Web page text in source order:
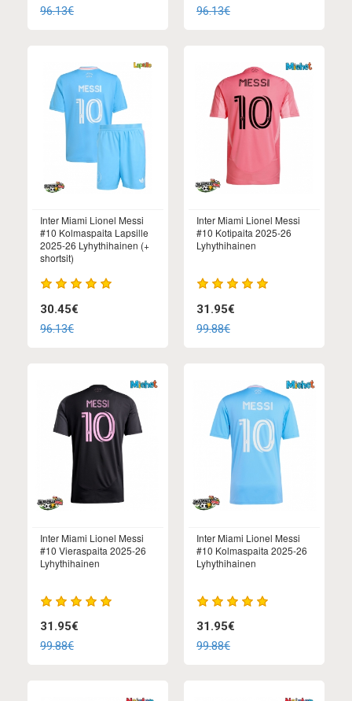
96.13€
96.13€
Inter Miami Lionel Messi
#10 Kolmaspaita Lapsille
2025-26 Lyhythihainen (+
shortsit)
30.45€
96.13€
Inter Miami Lionel Messi
#10 Kotipaita 2025-26
Lyhythihainen
31.95€
99.88€
Inter Miami Lionel Messi
#10 Vieraspaita 2025-26
Lyhythihainen
31.95€
99.88€
Inter Miami Lionel Messi
#10 Kolmaspaita 2025-26
Lyhythihainen
31.95€
99.88€